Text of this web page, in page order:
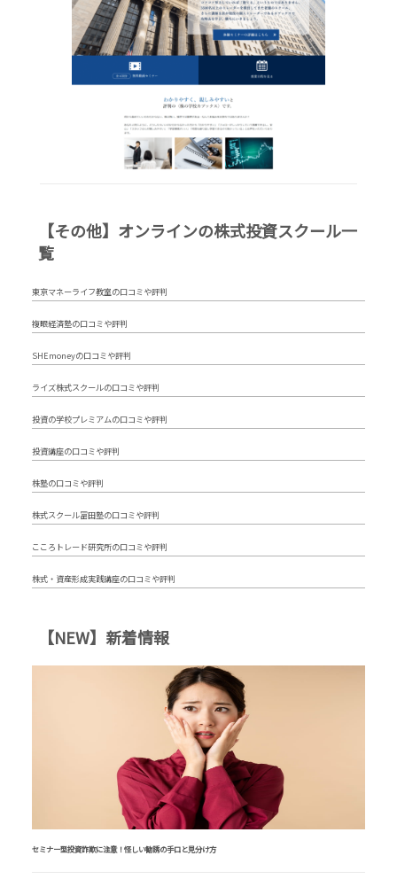
【その他】オンラインの株式投資スクール一
覧
東京マネーライフ教室の口コミや評判
複眼経済塾の口コミや評判
SHEmoneyの口コミや評判
ライズ株式スクールの口コミや評判
投資の学校プレミアムの口コミや評判
投資講座の口コミや評判
株塾の口コミや評判
株式スクール冨田塾の口コミや評判
こころトレード研究所の口コミや評判
株式・資産形成実践講座の口コミや評判
【NEW】新着情報
セミナー型投資詐欺に注意！怪しい勧誘の手口と見分け方